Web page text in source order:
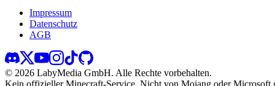
Impressum
Datenschutz
AGB
© 2026 LabyMedia GmbH. Alle Rechte vorbehalten.
Kein offizieller Minecraft-Service. Nicht von Mojang oder Microsoft